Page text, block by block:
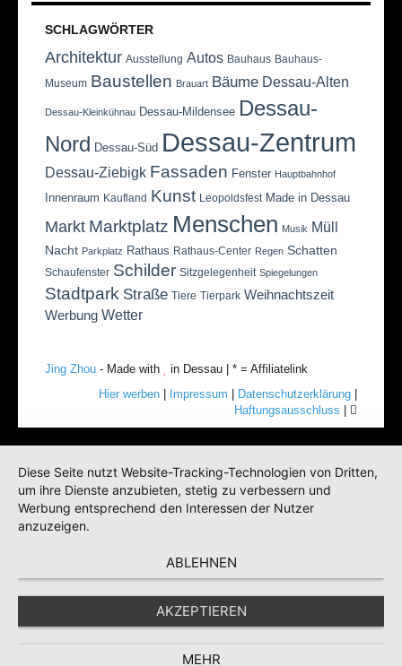
SCHLAGWÖRTER
Architektur Ausstellung Autos Bauhaus Bauhaus-
Museum Baustellen Brauart Bäume Dessau-Alten
Dessau-Kleinkühnau Dessau-Mildensee Dessau-
Nord Dessau-Süd Dessau-Zentrum
Dessau-Ziebigk Fassaden Fenster Hauptbahnhof
Innenraum Kaufland Kunst Leopoldsfest Made in Dessau
Markt Marktplatz Menschen Musik Müll
Nacht Parkplatz Rathaus Rathaus-Center Regen Schatten
Schaufenster Schilder Sitzgelegenheit Spiegelungen
Stadtpark Straße Tiere Tierpark Weihnachtszeit
Werbung Wetter
Jing Zhou - Made with
in Dessau | * = Affiliatelink
Hier werben
Impressum Datenschutzerklärung
Haftungsausschluss
Diese Seite nutzt Website-Tracking-Technologien von Dritten,
um ihre Dienste anzubieten, stetig zu verbessern und
Werbung entsprechend den Interessen der Nutzer
anzuzeigen.
ABLEHNEN
AKZEPTIEREN
MEHR